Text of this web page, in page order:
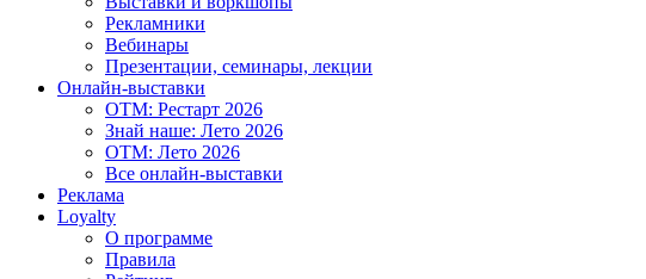
Рекламники
Вебинары
Презентации, семинары, лекции
Онлайн-выставки
OTM: Рестарт 2026
Знай наше: Лето 2026
OTM: Лето 2026
Все онлайн-выставки
Реклама
Loyalty
О программе
Правила